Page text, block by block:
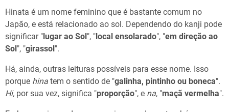
Hinata é um nome feminino que é bastante comum no
Japão, e está relacionado ao sol. Dependendo do kanji pode
significar " lugar ao Sol ", " local ensolarado", "em direção ao
Sol ", "girassol ".
Há, ainda, outras leituras possíveis para esse nome. Isso
porque hina tem o sentido de "galinha, pintinho ou boneca".
Hi, por sua vez, significa "proporção", e na, "maçã vermelha".